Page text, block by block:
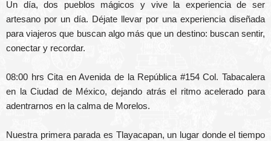
Un día, dos pueblos mágicos y vive la experiencia de ser
artesano por un día. Déjate llevar por una experiencia diseñada
para viajeros que buscan algo más que un destino: buscan sentir,
conectar y recordar.
08:00 hrs Cita en Avenida de la República #154 Col. Tabacalera
en la Ciudad de México, dejando atrás el ritmo acelerado para
adentrarnos en la calma de Morelos.
Nuestra primera parada es Tlayacapan, un lugar donde el tiempo